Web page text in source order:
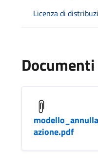
Licenza di
Documenti
azione.pdf